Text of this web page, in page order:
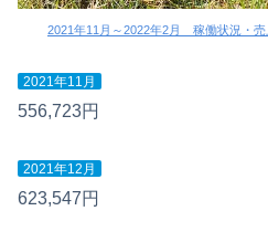
2021年11月～2022年2月 稼働状況・売
2021年11月
556,723円
2021年12月
623,547円